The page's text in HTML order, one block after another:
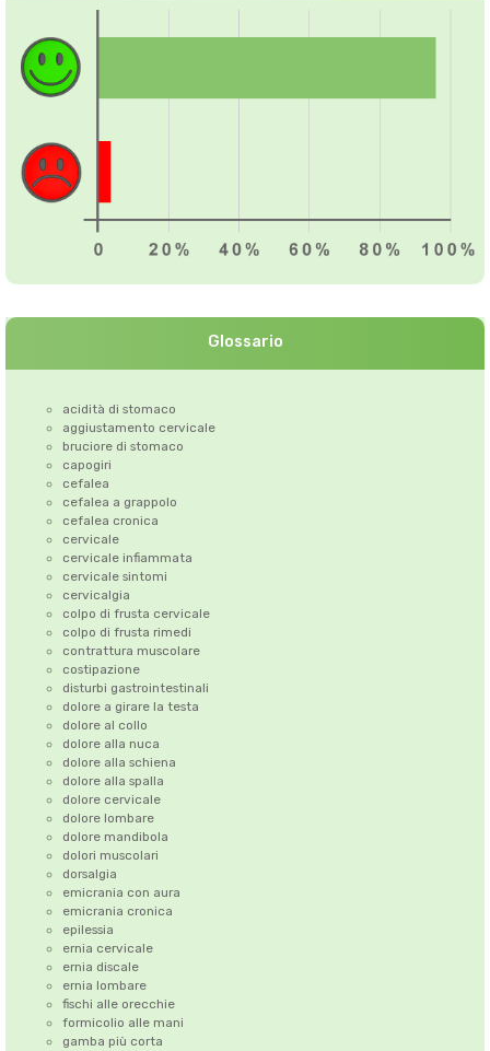
Glossario
acidità di stomaco
aggiustamento cervicale
bruciore di stomaco
capogiri
cefalea
cefalea a grappolo
cefalea cronica
cervicale
cervicale infiammata
cervicale sintomi
cervicalgia
colpo di frusta cervicale
colpo di frusta rimedi
contrattura muscolare
costipazione
disturbi gastrointestinali
dolore a girare la testa
dolore al collo
dolore alla nuca
dolore alla schiena
dolore alla spalla
dolore cervicale
dolore lombare
dolore mandibola
dolori muscolari
dorsalgia
emicrania con aura
emicrania cronica
epilessia
ernia cervicale
ernia discale
ernia lombare
fischi alle orecchie
formicolio alle mani
gamba più corta